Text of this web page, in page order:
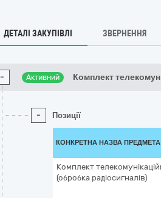
ДЕТАЛІ ЗАКУПІВЛІ ЗВЕРНЕННЯ
- Активний Комплект
- Позиції
КОНКРЕТНА НАЗВА ПРЕДМЕТА
Комплект
(обробка радіосигналів)